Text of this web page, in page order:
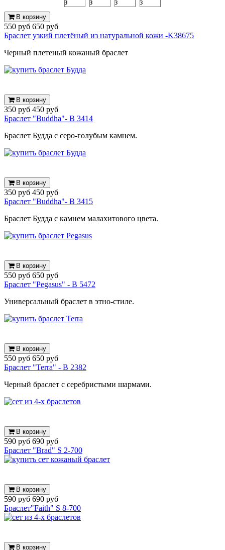
В корзину
550 руб 650 руб
Браслет узкий плетёный из натуральной кожи -K38675
Черный плетеный кожаный браслет
В корзину
350 руб 450 руб
Браслет "Buddha"- B 3414
Браслет Будда с серо-голубым камнем.
В корзину
350 руб 450 руб
Браслет "Buddha"- B 3415
Браслет Будда с камнем малахитового цвета.
В корзину
550 руб 650 руб
Браслет "Pegasus" - B 5472
Универсальный браслет в этно-стиле.
В корзину
550 руб 650 руб
Браслет "Terra" - B 2382
Черный браслет с серебристыми шармами.
В корзину
590 руб 690 руб
Браслет "Brad" S 2-700
В корзину
590 руб 690 руб
Браслет"Faith" S 8-700
В корзину